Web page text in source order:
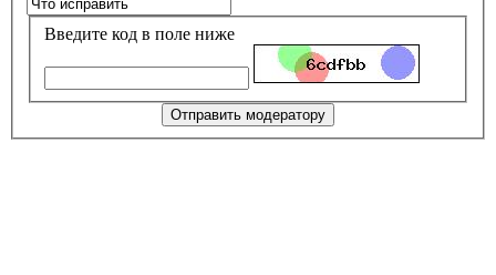
Введите код в поле ниже
Отправить модератору